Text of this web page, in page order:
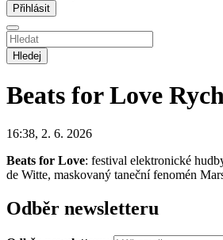
Hledej
Beats for Love
16:38, 2. 6. 2026
Beats for Love: festival elektronické
de Witte, maskovaný taneční fenomén
Odběr newsletteru